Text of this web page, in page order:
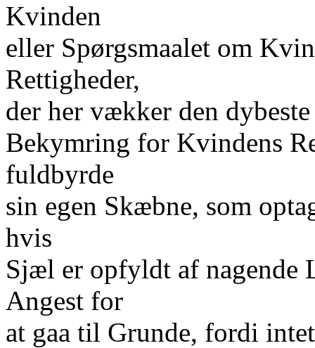
Kvinden
eller Spørgsmaalet om
Rettigheder,
der her vækker den
Bekymring for Kvindens
fuldbyrde
sin egen Skæbne, som
hvis
Sjæl er opfyldt af nagende
Angest for
at gaa til Grunde, fordi